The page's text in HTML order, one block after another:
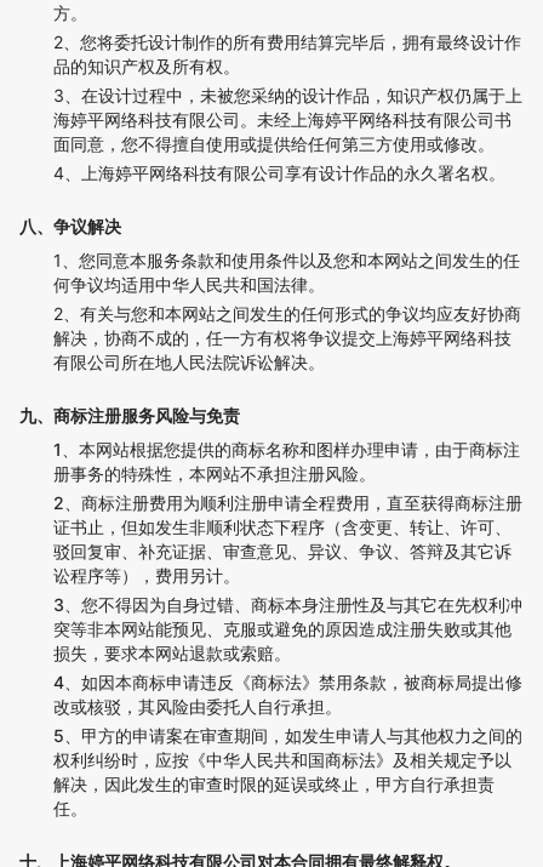
方。
2、您将委托设计制作的所有费用结算完毕后，拥有最终设计作
品的知识产权及所有权。
3、在设计过程中，未被您采纳的设计作品，知识产权仍属于上
海婷平网络科技有限公司。未经上海婷平网络科技有限公司书
面同意，您不得擅自使用或提供给任何第三方使用或修改。
4、上海婷平网络科技有限公司享有设计作品的永久署名权。
八、争议解决
1、您同意本服务条款和使用条件以及您和本网站之间发生的任
何争议均适用中华人民共和国法律。
2、有关与您和本网站之间发生的任何形式的争议均应友好协商
解决，协商不成的，任一方有权将争议提交上海婷平网络科技
有限公司所在地人民法院诉讼解决。
九、商标注册服务风险与免责
1、本网站根据您提供的商标名称和图样办理申请，由于商标注
册事务的特殊性，本网站不承担注册风险。
2、商标注册费用为顺利注册申请全程费用，直至获得商标注册
证书止，但如发生非顺利状态下程序（含变更、转让、许可、
驳回复审、补充证据、审查意见、异议、争议、答辩及其它诉
讼程序等），费用另计。
3、您不得因为自身过错、商标本身注册性及与其它在先权利冲
突等非本网站能预见、克服或避免的原因造成注册失败或其他
损失，要求本网站退款或索赔。
4、如因本商标申请违反《商标法》禁用条款，被商标局提出修
改或核驳，其风险由委托人自行承担。
5、甲方的申请案在审查期间，如发生申请人与其他权力之间的
权利纠纷时，应按《中华人民共和国商标法》及相关规定予以
解决，因此发生的审查时限的延误或终止，甲方自行承担责
任。
十、上海婷平网络科技有限公司对本合同拥有最终解释权。